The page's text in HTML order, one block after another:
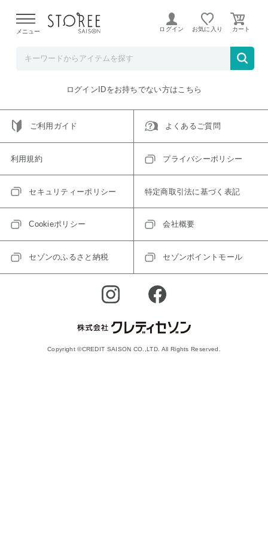
よる配送遅延が発生しております。
メニュー ログイン お気に入り
ご指定のアイテムは取り扱い終了、またはただいま取り扱い
トップへ戻る
ログインIDをお持ちでない方はこちら
ご利用ガイド よくあるご質問
利用規約 プライバシーポリシー
セキュリティーポリシー 特定商取引法に基づく表記
Cookieポリシー 会社概要
セゾンのふるさと納税 セゾンポイントモール
Copyright ©CREDIT SAISON CO.,LTD. All Rights Reserved.